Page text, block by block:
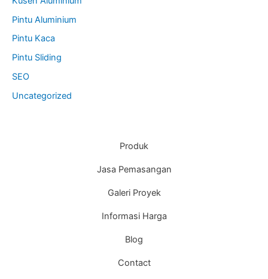
Pintu Aluminium
Pintu Kaca
Pintu Sliding
SEO
Uncategorized
Produk
Jasa Pemasangan
Galeri Proyek
Informasi Harga
Blog
Contact